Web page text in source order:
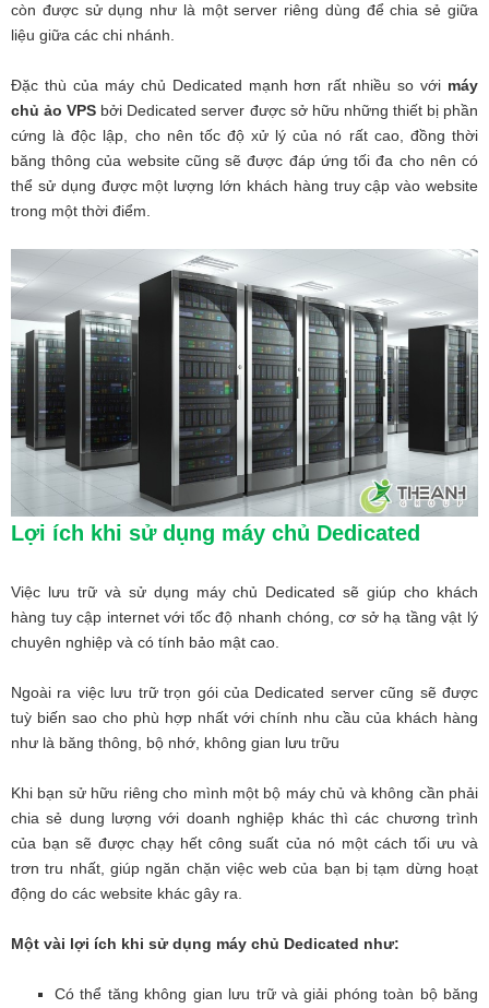
còn được sử dụng như là một server riêng dùng để chia sẻ giữa
liệu giữa các chi nhánh.
Đặc thù của máy chủ Dedicated mạnh hơn rất nhiều so với máy
chủ ảo VPS bởi Dedicated server được sở hữu những thiết bị phần
cứng là độc lập, cho nên tốc độ xử lý của nó rất cao, đồng thời
băng thông của website cũng sẽ được đáp ứng tối đa cho nên có
thể sử dụng được một lượng lớn khách hàng truy cập vào website
trong một thời điểm.
Lợi ích khi sử dụng máy chủ Dedicated
Việc lưu trữ và sử dụng máy chủ Dedicated sẽ giúp cho khách
hàng tuy cập internet với tốc độ nhanh chóng, cơ sở hạ tầng vật lý
chuyên nghiệp và có tính bảo mật cao.
Ngoài ra việc lưu trữ trọn gói của Dedicated server cũng sẽ được
tuỳ biến sao cho phù hợp nhất với chính nhu cầu của khách hàng
như là băng thông, bộ nhớ, không gian lưu trữu
Khi bạn sử hữu riêng cho mình một bộ máy chủ và không cần phải
chia sẻ dung lượng với doanh nghiệp khác thì các chương trình
của bạn sẽ được chạy hết công suất của nó một cách tối ưu và
trơn tru nhất, giúp ngăn chặn việc web của bạn bị tạm dừng hoạt
động do các website khác gây ra.
Một vài lợi ích khi sử dụng máy chủ Dedicated như:
Có thể tăng không gian lưu trữ và giải phóng toàn bộ băng